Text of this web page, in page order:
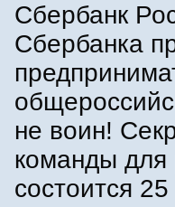
Сбербанк
Сбербанка
не воин!
команды для
состоится